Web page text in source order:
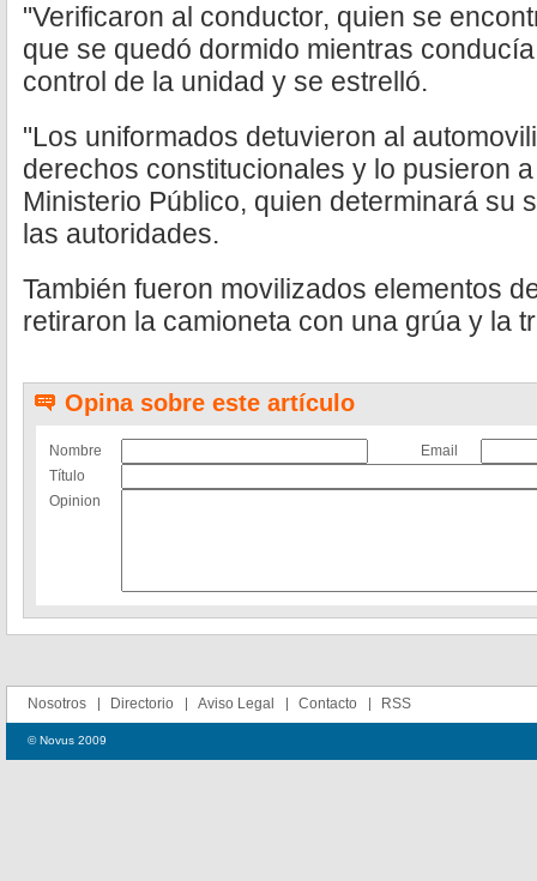
"Verificaron al conductor, quien se
que se quedó dormido mientras
control de la unidad y se estrelló.
"Los uniformados detuvieron al
derechos constitucionales y lo pusieron
Ministerio Público, quien determinará su
las autoridades.
También fueron movilizados elementos
retiraron la camioneta con una grúa y la
Opina sobre este artículo
Nombre
Email
Título
Opinion
Nosotros Directorio Aviso Legal Contacto RSS
© Novus 2009